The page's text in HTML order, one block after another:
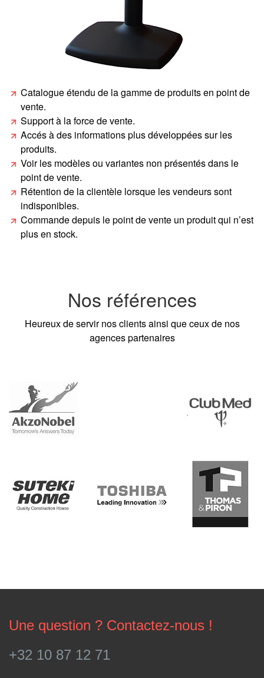
Catalogue étendu de la gamme de produits en point de
vente.
Support à la force de vente.
Accés à des informations plus développées sur les
produits.
Voir les modèles ou variantes non présentés dans le
point de vente.
Rétention de la clientèle lorsque les vendeurs sont
indisponibles.
Commande depuis le point de vente un produit qui n’est
plus en stock.
Nos références
Heureux de servir nos clients ainsi que ceux de nos
agences partenaires
Une question ? Contactez-nous !
+32 10 87 12 71